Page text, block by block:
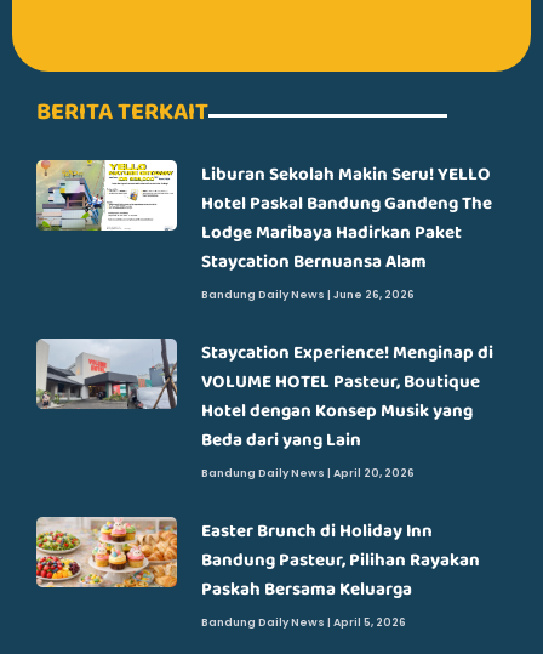
BERITA TERKAIT
Liburan Sekolah Makin Seru! YELLO
Hotel Paskal Bandung Gandeng The
Lodge Maribaya Hadirkan Paket
Staycation Bernuansa Alam
Bandung Daily News June 26, 2026
Staycation Experience! Menginap di
VOLUME HOTEL Pasteur, Boutique
Hotel dengan Konsep Musik yang
Beda dari yang Lain
Bandung Daily News April 20, 2026
Easter Brunch di Holiday Inn
Bandung Pasteur, Pilihan Rayakan
Paskah Bersama Keluarga
Bandung Daily News April 5, 2026